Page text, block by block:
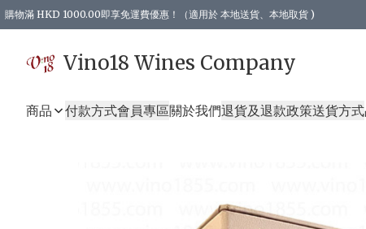
購物滿 HKD 1000.00即享免運費優惠！（適用於 本地送貨、本地取貨 )
Vino18 Wines Company
商品 付款方式會員專區關於我們退貨及退款政策送貨方式